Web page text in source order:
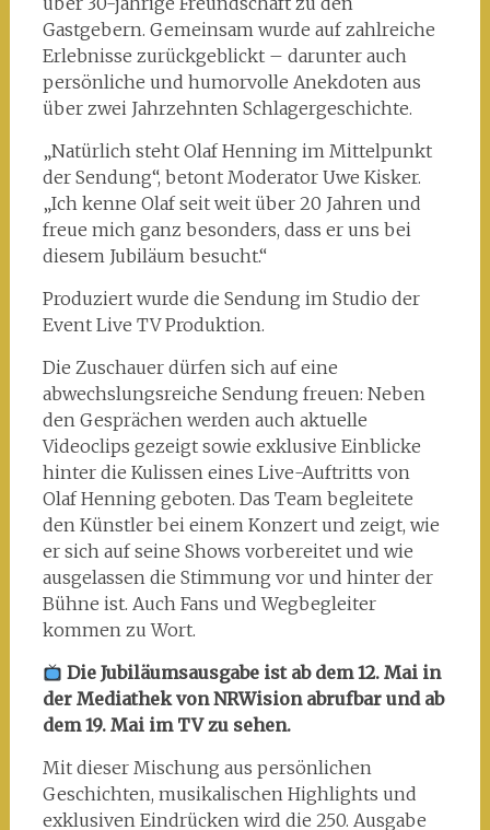
Gastgebern. Gemeinsam wurde auf zahlreiche
Erlebnisse zurückgeblickt – darunter auch
persönliche und humorvolle Anekdoten aus
über zwei Jahrzehnten Schlagergeschichte.
„Natürlich steht Olaf Henning im Mittelpunkt
der Sendung“, betont Moderator Uwe Kisker.
„Ich kenne Olaf seit weit über 20 Jahren und
freue mich ganz besonders, dass er uns bei
diesem Jubiläum besucht.“
Produziert wurde die Sendung im Studio der
Event Live TV Produktion.
Die Zuschauer dürfen sich auf eine
abwechslungsreiche Sendung freuen: Neben
den Gesprächen werden auch aktuelle
Videoclips gezeigt sowie exklusive Einblicke
hinter die Kulissen eines Live-Auftritts von
Olaf Henning geboten. Das Team begleitete
den Künstler bei einem Konzert und zeigt, wie
er sich auf seine Shows vorbereitet und wie
ausgelassen die Stimmung vor und hinter der
Bühne ist. Auch Fans und Wegbegleiter
kommen zu Wort.
Die Jubiläumsausgabe ist ab dem 12. Mai in
der Mediathek von NRWision abrufbar und ab
dem 19. Mai im TV zu sehen.
Mit dieser Mischung aus persönlichen
Geschichten, musikalischen Highlights und
exklusiven Eindrücken wird die 250. Ausgabe